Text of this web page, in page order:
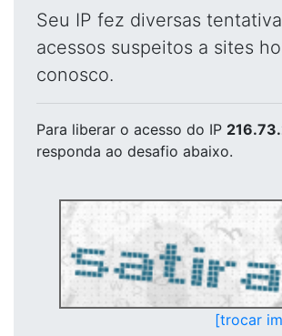
Seu IP fez diversas
acessos suspeitos a sites
conosco.
Para liberar o acesso do IP
responda ao desafio abaixo.
[trocar